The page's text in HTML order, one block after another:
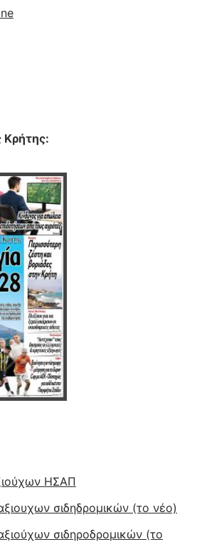
Κρήτης:
ΗΣΑΠ
σιδηδρομικών (το νέο)
σιδηροδρομικών (το